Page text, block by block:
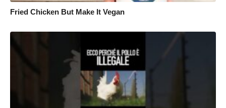
Fried Chicken But Make It Vegan